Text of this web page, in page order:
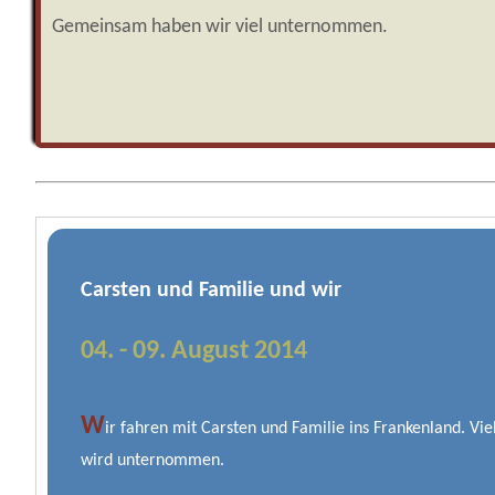
Gemeinsam haben wir viel unternommen.
Carsten und Familie und wir
04. - 09. August 2014
Wir fahren mit Carsten und Familie ins Frankenland.
wird unternommen.